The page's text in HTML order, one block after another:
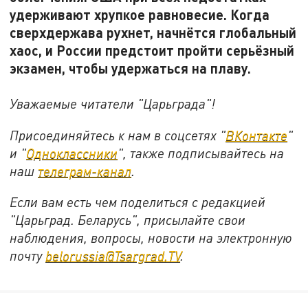
удерживают хрупкое равновесие. Когда
сверхдержава рухнет, начнётся глобальный
хаос, и России предстоит пройти серьёзный
экзамен, чтобы удержаться на плаву.
Уважаемые читатели "Царьграда"!
Присоединяйтесь к нам в соцсетях "ВКонтакте"
и "Одноклассники", также подписывайтесь на
наш телеграм-канал.
Если вам есть чем поделиться с редакцией
"Царьград. Беларусь", присылайте свои
наблюдения, вопросы, новости на электронную
почту belorussia@Tsargrad.TV.